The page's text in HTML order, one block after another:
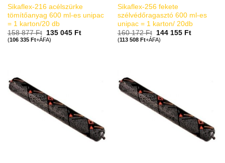
Sikaflex-216 acélszürke
tömítőanyag 600 ml-es unipac
= 1 karton/20 db
158 877Ft 135 045 Ft
(106 335 Ft+ÁFA)
Sikaflex-256 fekete
szélvédőragasztó 600 ml-es
unipac = 1 karton/ 20db
160 172Ft 144 155 Ft
(113 508 Ft+ÁFA)